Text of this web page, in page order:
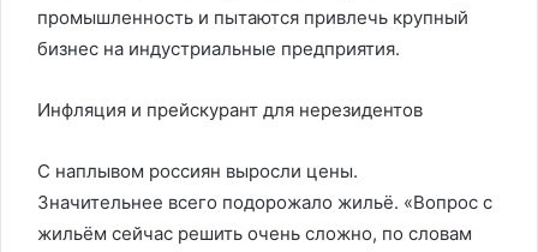
промышленность и пытаются привлечь крупный
бизнес на индустриальные предприятия.
Инфляция и прейскурант для нерезидентов
С наплывом россиян выросли цены.
Значительнее всего подорожало жильё. «Вопрос с
жильём сейчас решить очень сложно, по словам